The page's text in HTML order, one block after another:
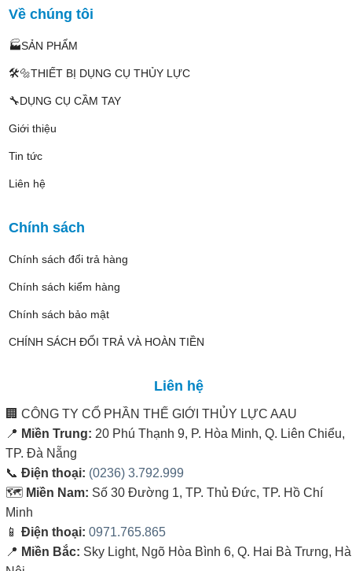
Về chúng tôi
🏭SẢN PHẨM
🛠️🔩THIẾT BỊ DỤNG CỤ THỦY LỰC
🔧DỤNG CỤ CẦM TAY
Giới thiệu
Tin tức
Liên hệ
Chính sách
Chính sách đổi trả hàng
Chính sách kiểm hàng
Chính sách bảo mật
CHÍNH SÁCH ĐỔI TRẢ VÀ HOÀN TIỀN
Liên hệ
🏢 CÔNG TY CỔ PHẦN THẾ GIỚI THỦY LỰC AAU
📍 Miền Trung: 20 Phú Thạnh 9, P. Hòa Minh, Q. Liên Chiểu,
TP. Đà Nẵng
📞 Điện thoại: (0236) 3.792.999
🗺️ Miền Nam: Số 30 Đường 1, TP. Thủ Đức, TP. Hồ Chí
Minh
📱 Điện thoại: 0971.765.865
📍 Miền Bắc: Sky Light, Ngõ Hòa Bình 6, Q. Hai Bà Trưng, Hà